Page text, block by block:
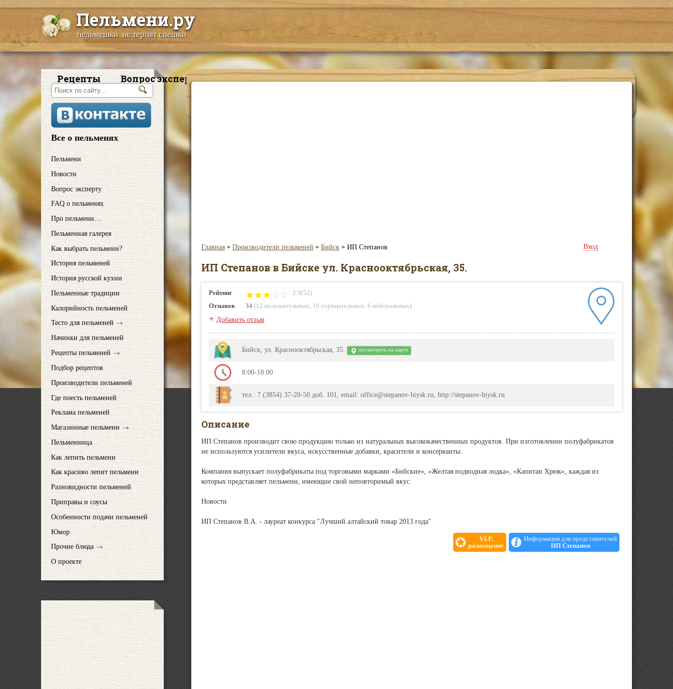
Пельмени.ру
пельмешки не терпят спешки
Рецепты Вопрос эксперту Где поесть Подбор рецепта О проекте
Все о пельменях
Пельмени
Новости
Вопрос эксперту
FAQ о пельменях
Про пельмени…
Пельменная галерея
Как выбрать пельмени?
История пельменей
История русской кухни
Пельменные традиции
Калорийность пельменей
Тесто для пельменей
Начинки для пельменей
Рецепты пельменей
Подбор рецептов
Производители пельменей
Где поесть пельменей
Реклама пельменей
Магазинные пельмени
Пельменница
Как лепить пельмени
Как красиво лепит пельмени
Разновидности пельменей
Приправы и соусы
Особенности подачи пельменей
Юмор
Прочие блюда
О проекте
Главная » Производители пельменей » Бийск » ИП Степанов Вход
ИП Степанов в Бийске ул. Краснооктябрьская, 35.
Рейтинг
2.9(52)
Отзывов
34 (12 положительных 16 отрицательных 6 нейтральных)
+ Добавить отзыв
Бийск, ул. Краснооктябрьская, 35. посмотреть на карте
8:00-18:00
тел.: 7 (3854) 37-20-50 доб. 101, email: office@stepanov-biysk.ru, http://stepanov-biysk.ru
Описание
ИП Степанов производит свою продукцию только из натуральных высококачественных продуктов. При изготовлении полуфабрикатов
не используются усилители вкуса, искусственные добавки, красители и консерванты.
Компания выпускает полуфабрикаты под торговыми марками «Бийские», «Желтая подводная лодка», «Капитан Хрюк», каждая из
которых представляет пельмени, имеющие свой неповторимый вкус.
Новости
ИП Степанов В.А. - лауреат конкурса "Лучший алтайский товар 2013 года"
V.I.P.
размещение
Информация для представителей
ИП Степанов